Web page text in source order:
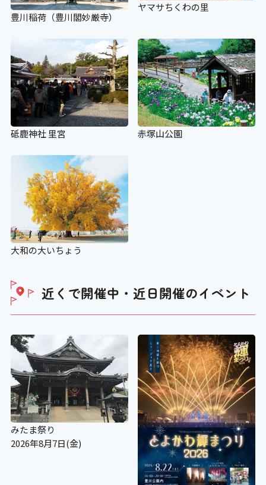
豊川稲荷（豊川閣妙厳寺）
ヤマサちくわの里
砥鹿神社 里宮 赤塚山公園
大和の大いちょう
近くで開催中・近日開催のイベント
みたま祭り
2026年8月7日(金)